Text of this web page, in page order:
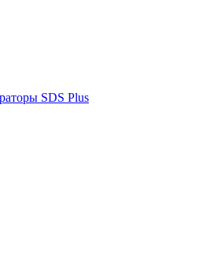
SDS Plus